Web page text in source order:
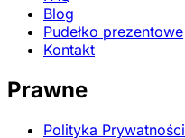
Blog
Pudełko prezentowe
Kontakt
Prawne
Polityka Prywatności